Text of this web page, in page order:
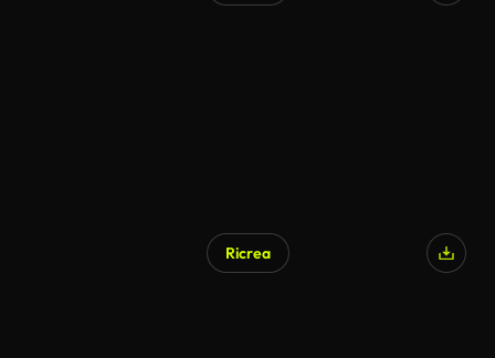
Ricrea